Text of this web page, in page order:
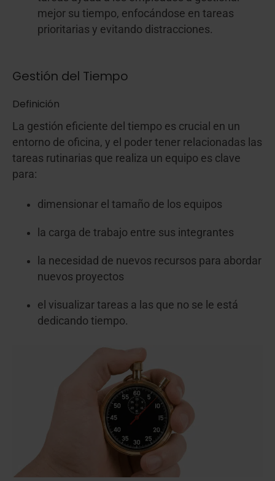
mejor su tiempo, enfocándose en tareas
prioritarias y evitando distracciones.
Gestión del Tiempo
Definición
La gestión eficiente del tiempo es crucial en un
entorno de oficina, y el poder tener relacionadas las
tareas rutinarias que realiza un equipo es clave
para:
dimensionar el tamaño de los equipos
la carga de trabajo entre sus integrantes
la necesidad de nuevos recursos para abordar
nuevos proyectos
el visualizar tareas a las que no se le está
dedicando tiempo.